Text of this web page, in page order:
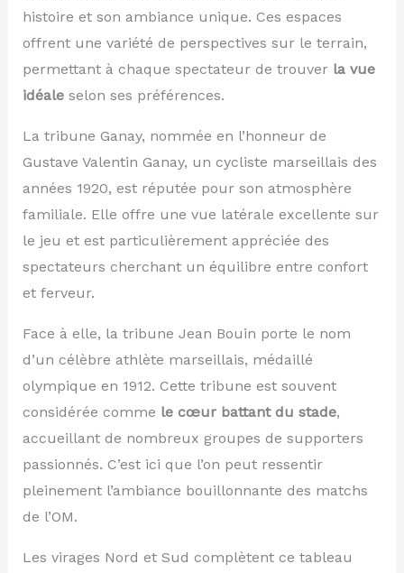
histoire et son ambiance unique. Ces espaces
offrent une variété de perspectives sur le terrain,
permettant à chaque spectateur de trouver la vue
idéaleselon ses préférences.
La tribune Ganay, nommée en l’honneur de
Gustave Valentin Ganay, un cycliste marseillais des
années 1920, est réputée pour son atmosphère
familiale. Elle offre une vue latérale excellente sur
le jeu et est particulièrement appréciée des
spectateurs cherchant un équilibre entre confort
et ferveur.
Face à elle, la tribune Jean Bouin porte le nom
d’un célèbre athlète marseillais, médaillé
olympique en 1912. Cette tribune est souvent
considérée comme le cœur battant du stade,
accueillant de nombreux groupes de supporters
passionnés. C’est ici que l’on peut ressentir
pleinement l’ambiance bouillonnante des matchs
de l’OM.
Les virages Nord et Sud complètent ce tableau